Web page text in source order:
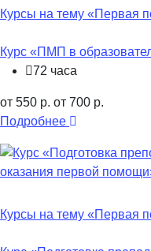
Курсы на тему «Первая
Курс «ПМП в
72 часа
от 550 р. от 700 р.
Подробнее
Курсы на тему «Первая